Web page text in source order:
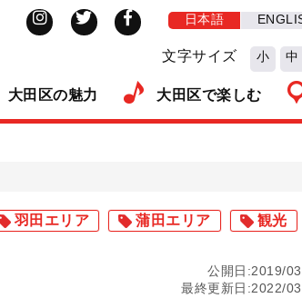
日本語
文字サイズ 小 中
大田区の魅力 大田区で楽しむ
羽田エリア 蒲田エリア
観光
公開日:2019/
最終更新日:2022/